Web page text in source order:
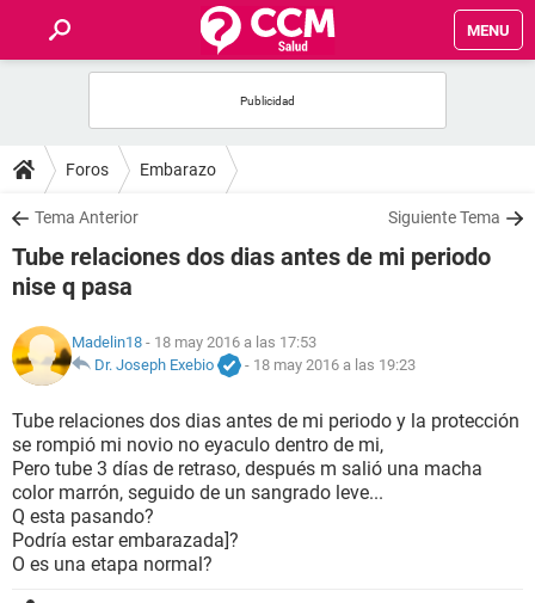
MENU
FOROS
SALUD
FAMILIA
NUTRICIÓN
SEXUALIDAD
GLOSARIO
Foros Embarazo
Tema Anterior Siguiente Tema
Tube relaciones dos dias antes de mi periodo
nise q pasa
Madelin18 - 18 may 2016 a las 17:53
Dr. Joseph Exebio
- 18 may 2016 a las 19:23
Tube relaciones dos dias antes de mi periodo y la protección
se rompió mi novio no eyaculo dentro de mi,
Pero tube 3 días de retraso, después m salió una macha
color marrón, seguido de un sangrado leve...
Q esta pasando?
Podría estar embarazada]?
O es una etapa normal?